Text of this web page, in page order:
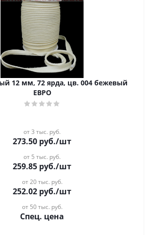
12 мм, 72 ярда, цв. 004 бежевый
ЕВРО
от 3 тыс. руб.
273.50 руб./шт
от 5 тыс. руб.
259.85 руб./шт
от 20 тыс. руб.
252.02 руб./шт
от 50 тыс. руб.
Спец. цена